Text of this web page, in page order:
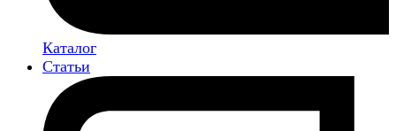
Каталог
Статьи